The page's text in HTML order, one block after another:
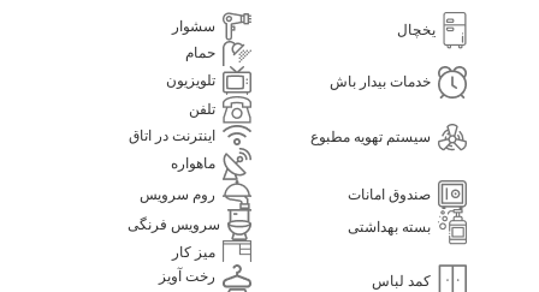
یخچال
سشوار
حمام
خدمات بیدار باش
تلویزیون
تلفن
سیستم تهویه مطبوع
اینترنت در اتاق
ماهواره
صندوق امانات
روم سرویس
بسته بهداشتی
سرویس فرنگی
میز کار
کمد لباس
رخت آویز